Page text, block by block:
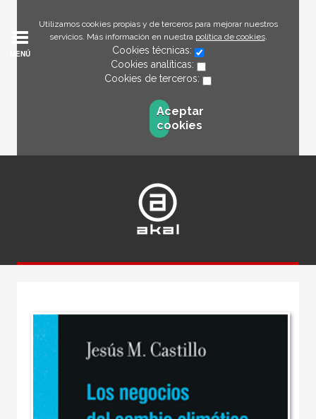
Utilizamos cookies propias y de terceros para mejorar nuestros
servicios. Más información en nuestra política de cookies.
Cookies técnicas:
Cookies analíticas:
Cookies de terceros:
Aceptar
cookies
MENÚ